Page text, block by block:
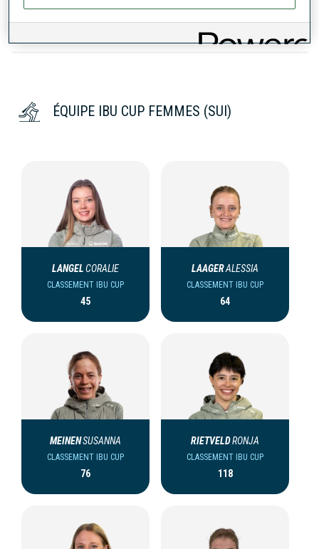
ÉQUIPE IBU CUP FEMMES (SUI)
LANGELCORALIE
CLASSEMENT IBU CUP
45
LAAGERALESSIA
CLASSEMENT IBU CUP
64
MEINENSUSANNA
CLASSEMENT IBU CUP
76
RIETVELDRONJA
CLASSEMENT IBU CUP
118